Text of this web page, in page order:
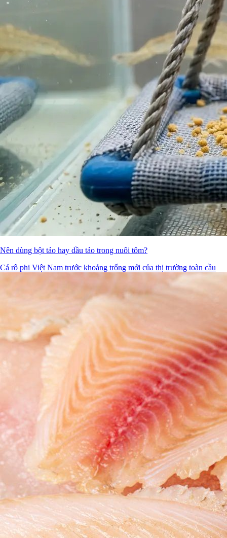
Nên dùng bột tảo hay dầu tảo trong nuôi tôm?
Cá rô phi Việt Nam trước khoảng trống mới của thị trường toàn cầu